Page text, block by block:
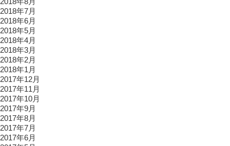
2018年7月
2018年6月
2018年5月
2018年4月
2018年3月
2018年2月
2018年1月
2017年12月
2017年11月
2017年10月
2017年9月
2017年8月
2017年7月
2017年6月